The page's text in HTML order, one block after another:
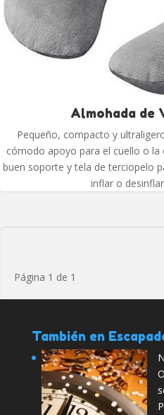
Almohada de
Pequeño, compacto y
cómodo apoyo para el cuello o la
buen soporte y tela de terciopelo
inflar o
Página 1 de 1
También en